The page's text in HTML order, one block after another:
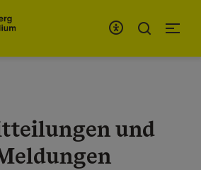
und